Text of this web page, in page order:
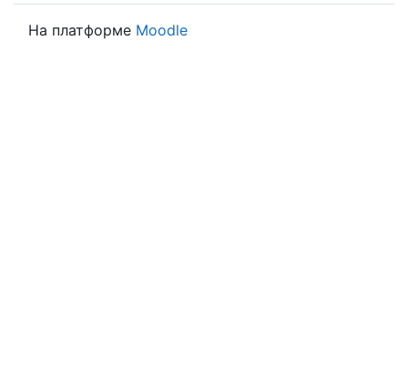
На платформе Moodle